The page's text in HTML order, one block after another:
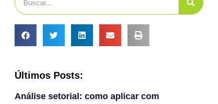
Últimos Posts:
Análise setorial: como aplicar com